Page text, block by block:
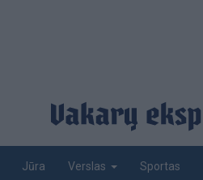
Jūra Verslas Sportas